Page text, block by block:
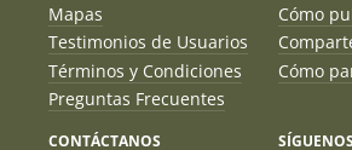
Mapas
Testimonios de Usuarios
Términos y Condiciones
Preguntas Frecuentes
Cómo
Cómo
CONTÁCTANOS SÍGUENOS